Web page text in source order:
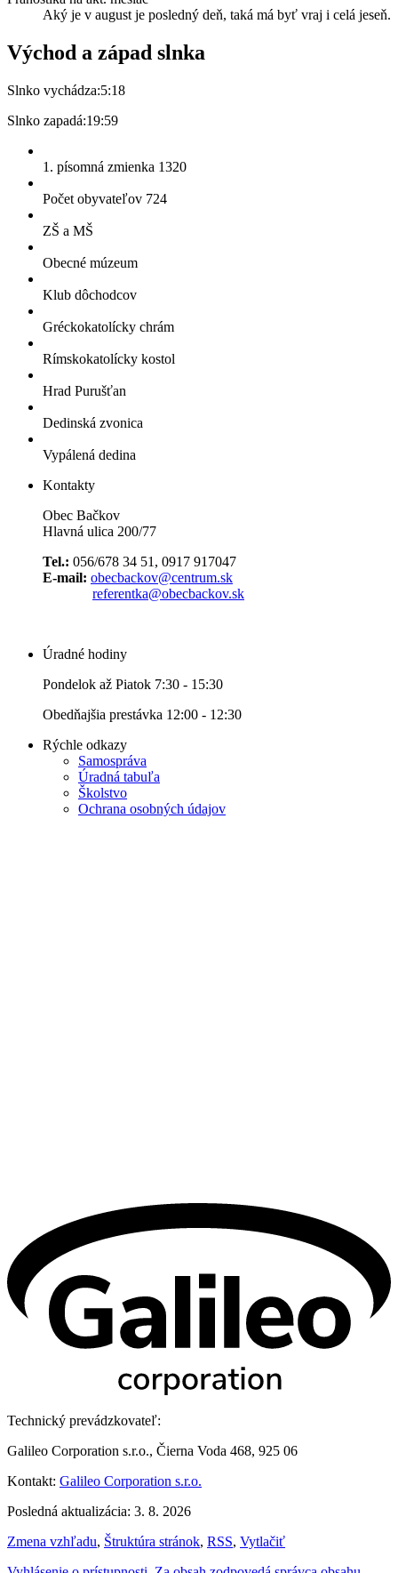
Aký je v august je posledný deň, taká má byť vraj i celá jeseň.
Východ a západ slnka
Slnko vychádza:5:18
Slnko zapadá:19:59
1. písomná zmienka 1320
Počet obyvateľov 724
ZŠ a MŠ
Obecné múzeum
Klub dôchodcov
Gréckokatolícky chrám
Rímskokatolícky kostol
Hrad Purušťan
Dedinská zvonica
Vypálená dedina
Kontakty
Obec Bačkov
Hlavná ulica 200/77
Tel.: 056/678 34 51, 0917 917047
E-mail: obecbackov@centrum.sk
referentka@obecbackov.sk
Úradné hodiny
Pondelok až Piatok 7:30 - 15:30
Obedňajšia prestávka 12:00 - 12:30
Rýchle odkazy
Samospráva
Úradná tabuľa
Školstvo
Ochrana osobných údajov
Technický prevádzkovateľ:
Galileo Corporation s.r.o., Čierna Voda 468, 925 06
Kontakt: Galileo Corporation s.r.o.
Posledná aktualizácia: 3. 8. 2026
Zmena vzhľadu, Štruktúra stránok, RSS, Vytlačiť